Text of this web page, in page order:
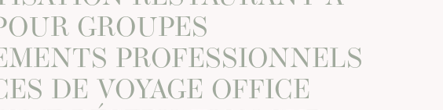
GROUPES
PROFESSIONNELS
DE VOYAGE OFFICE